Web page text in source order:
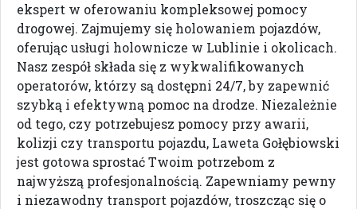
ekspert w oferowaniu kompleksowej pomocy
drogowej. Zajmujemy się holowaniem pojazdów,
oferując usługi holownicze w Lublinie i okolicach.
Nasz zespół składa się z wykwalifikowanych
operatorów, którzy są dostępni 24/7, by zapewnić
szybką i efektywną pomoc na drodze. Niezależnie
od tego, czy potrzebujesz pomocy przy awarii,
kolizji czy transportu pojazdu, Laweta Gołębiowski
jest gotowa sprostać Twoim potrzebom z
najwyższą profesjonalnością. Zapewniamy pewny
i niezawodny transport pojazdów, troszcząc się o